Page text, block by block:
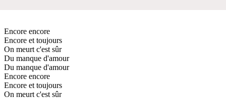
Encore encore
Encore et toujours
On meurt c'est sûr
Du manque d'amour
Du manque d'amour
Encore encore
Encore et toujours
On meurt c'est sûr